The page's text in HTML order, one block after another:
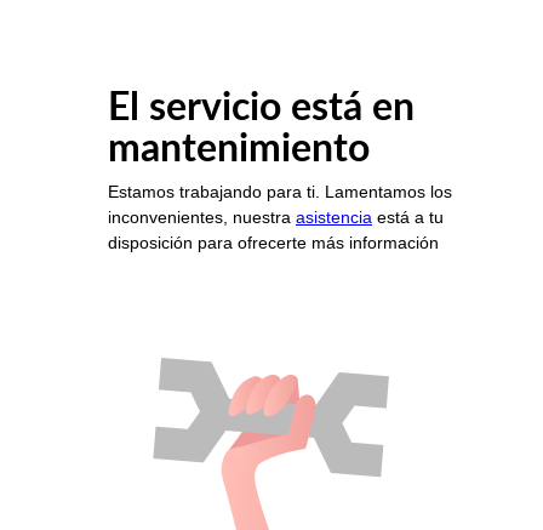
El servicio está en
mantenimiento
Estamos trabajando para ti. Lamentamos los
inconvenientes, nuestra asistencia está a tu
disposición para ofrecerte más información